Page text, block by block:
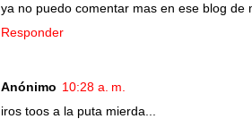
ya no puedo comentar mas en ese blog de
Responder
Anónimo 10:28 a. m.
iros toos a la puta mierda...